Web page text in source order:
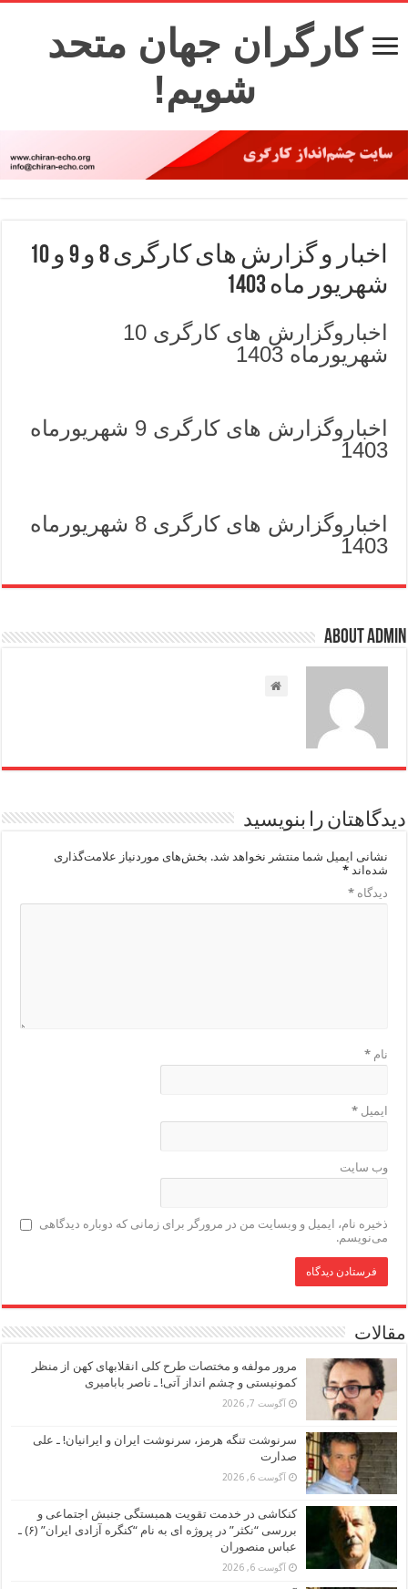
کارگران جهان متحد
شویم!
اخبار و گزارش های کارگری 8 و 9 و 10
شهریور ماه 1403
اخباروگزارش های کارگری 10
شهریورماه 1403
اخباروگزارش های کارگری 9 شهریورماه
1403
اخباروگزارش های کارگری 8 شهریورماه
1403
About admin
دیدگاهتان را بنویسید
نشانی ایمیل شما منتشر نخواهد شد. بخش‌های موردنیاز علامت‌گذاری
شده‌اند*
دیدگاه*
نام*
ایمیل*
وب‌ سایت
ذخیره نام، ایمیل و وبسایت من در مرورگر برای زمانی که دوباره دیدگاهی
می‌نویسم.
مقالات
مرور مولفه و مختصات طرح کلی انقلابهای کهن از منظر
کمونیستی و چشم انداز آتی! ـ ناصر بابامیری
آگوست 7, 2026
سرنوشت تنگه هرمز، سرنوشت ایران و ایرانیان! ـ علی
صدارت
آگوست 6, 2026
کنکاشی در خدمت تقویت همبستگی جنبش اجتماعی و
بررسی “نکثر” در پروژه ای به نام “کنگره آزادی ایران” (۶) ـ
عباس منصوران
آگوست 6, 2026